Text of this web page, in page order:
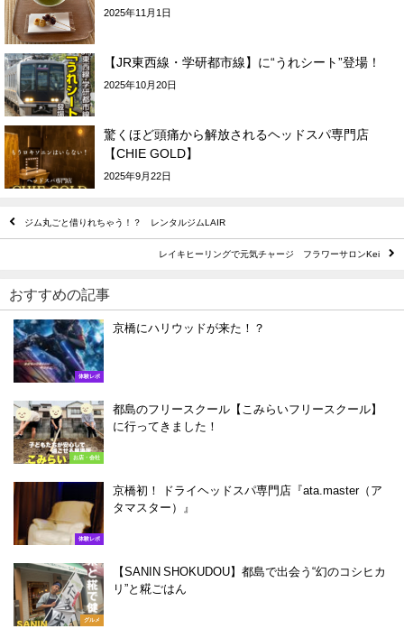
2025年11月1日
【JR東西線・学研都市線】に“うれシート”登場！
2025年10月20日
驚くほど頭痛から解放されるヘッドスパ専門店
【CHIE GOLD】
2025年9月22日
ジム丸ごと借りれちゃう！？ レンタルジムLAIR
レイキヒーリングで元気チャージ フラワーサロンKei
おすすめの記事
体験レポ
京橋にハリウッドが来た！？
お店・会社
都島のフリースクール【こみらいフリースクール】
に行ってきました！
体験レポ
京橋初！ ドライヘッドスパ専門店『ata.master（ア
タマスター）』
グルメ
【SANIN SHOKUDOU】都島で出会う“幻のコシヒカ
リ”と糀ごはん